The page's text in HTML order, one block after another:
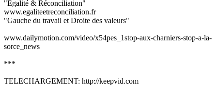
"Egalité & Réconciliation"
www.egaliteetreconciliation.fr
"Gauche du travail et Droite des valeurs"
www.dailymotion.com/video/x54pes_1stop-aux-charniers-stop-a-la-
sorce_news
***
TELECHARGEMENT: http://keepvid.com